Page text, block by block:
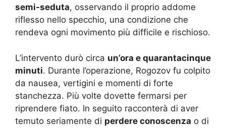
semi-seduta, osservando il proprio addome
riflesso nello specchio, una condizione che
rendeva ogni movimento più difficile e rischioso.
L’intervento durò circa un’ora e quarantacinque
minuti. Durante l’operazione, Rogozov fu colpito
da nausea, vertigini e momenti di forte
stanchezza. Più volte dovette fermarsi per
riprendere fiato. In seguito racconterà di aver
temuto seriamente di perdere conoscenza o di